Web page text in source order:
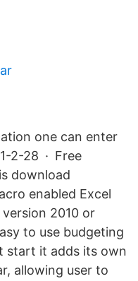
one can enter
2-28 · Free
download
enabled Excel
2010 or
to use budgeting
start it adds its own
allowing user to